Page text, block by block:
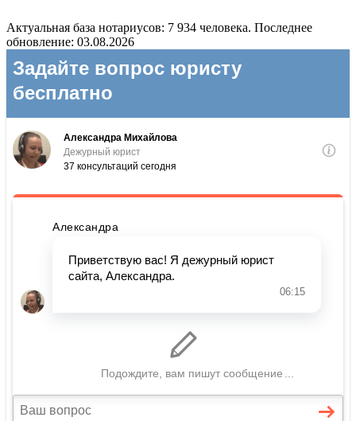
Актуальная база нотариусов: 7 934 человека. Последнее
обновление: 03.08.2026